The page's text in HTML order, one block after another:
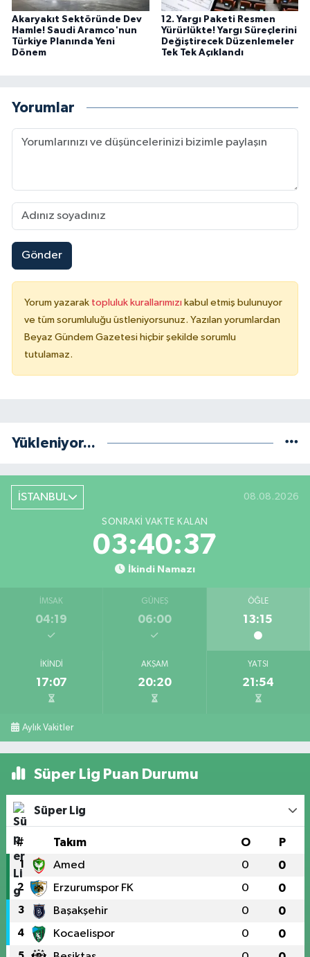
Akaryakıt Sektöründe Dev
Hamle! Saudi Aramco'nun
Türkiye Planında Yeni
Dönem
12. Yargı Paketi Resmen
Yürürlükte! Yargı Süreçlerini
Değiştirecek Düzenlemeler
Tek Tek Açıklandı
Yorumlar
Gönder
Yorum yazarak topluluk kurallarımızı kabul etmiş bulunuyor
ve tüm sorumluluğu üstleniyorsunuz. Yazılan yorumlardan
Beyaz Gündem Gazetesi hiçbir şekilde sorumlu
tutulamaz.
Yükleniyor...
İSTANBUL 08.08.2026
SONRAKI VAKTE KALAN
03:40:37
İkindi Namazı
İMSAK
04:19
GÜNEŞ
06:00
ÖĞLE
13:15
İKINDI
17:07
AKŞAM
20:20
YATSI
21:54
Aylık Vakitler
Süper Lig Puan Durumu
Süper Lig
# Takım O P
1 Amed 0 0
2 Erzurumspor FK 0 0
3 Başakşehir 0 0
4 Kocaelispor 0 0